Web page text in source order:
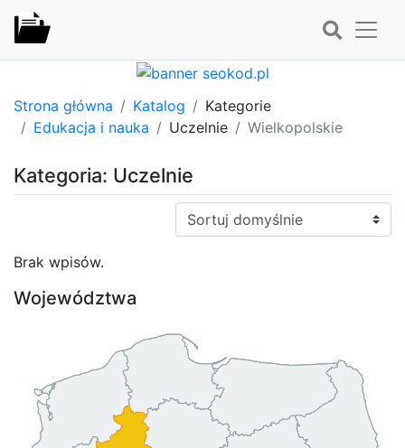
Strona główna Katalog
Kategorie
Edukacja i nauka
Uczelnie Wielkopolskie
Kategoria: Uczelnie
Sortuj:
Brak wpisów.
Województwa